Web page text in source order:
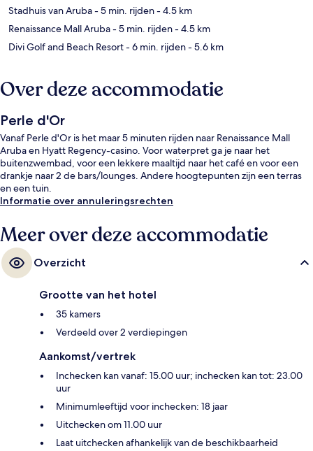
Stadhuis van Aruba- 5 min. rijden- 4.5 km
Renaissance Mall Aruba- 5 min. rijden- 4.5 km
Divi Golf and Beach Resort- 6 min. rijden- 5.6 km
Over deze accommodatie
Perle d'Or
Vanaf Perle d'Or is het maar 5 minuten rijden naar Renaissance Mall
Aruba en Hyatt Regency-casino. Voor waterpret ga je naar het
buitenzwembad, voor een lekkere maaltijd naar het café en voor een
drankje naar 2 de bars/lounges. Andere hoogtepunten zijn een terras
en een tuin.
Informatie over annuleringsrechten
Meer over deze accommodatie
Overzicht
Grootte van het hotel
35 kamers
Verdeeld over 2 verdiepingen
Aankomst/vertrek
Inchecken kan vanaf: 15.00 uur; inchecken kan tot: 23.00
uur
Minimumleeftijd voor inchecken: 18 jaar
Uitchecken om 11.00 uur
Laat uitchecken afhankelijk van de beschikbaarheid